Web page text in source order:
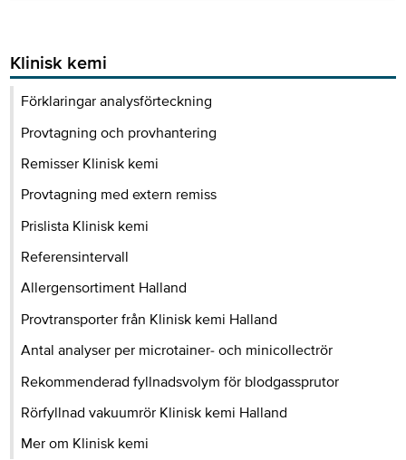
Klinisk kemi
Förklaringar analysförteckning
Provtagning och provhantering
Remisser Klinisk kemi
Provtagning med extern remiss
Prislista Klinisk kemi
Referensintervall
Allergensortiment Halland
Provtransporter från Klinisk kemi Halland
Antal analyser per microtainer- och minicollectrör
Rekommenderad fyllnadsvolym för blodgassprutor
Rörfyllnad vakuumrör Klinisk kemi Halland
Mer om Klinisk kemi